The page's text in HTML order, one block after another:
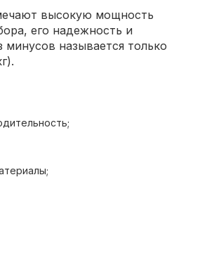
высокую мощность
его надежность и
минусов называется только